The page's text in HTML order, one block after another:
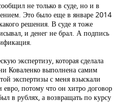
не только в суде, но и в
Это было еще в январе 2014
решения. В суде я тоже
и денег не брал. А подпись
экспертизу, которая сделала
Коваленко выполнена самим
экспертизы с меня взыскали
евро, потому что он хитро договор
в рублях, а возвращать по курсу